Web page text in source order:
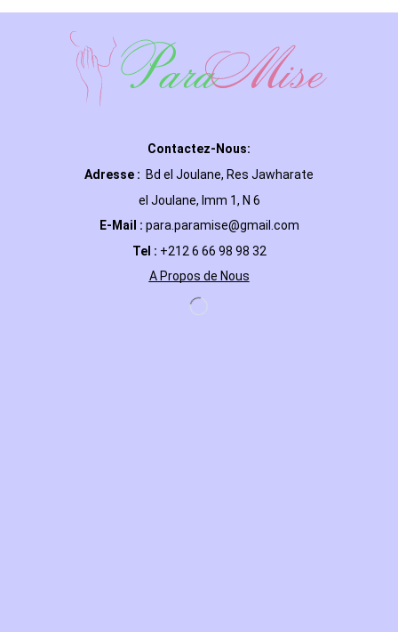
Contactez-Nous:
Adresse : Bd el Joulane, Res Jawharate
el Joulane, Imm 1, N 6
E-Mail : para.paramise@gmail.com
Tel : +212 6 66 98 98 32
A Propos de Nous